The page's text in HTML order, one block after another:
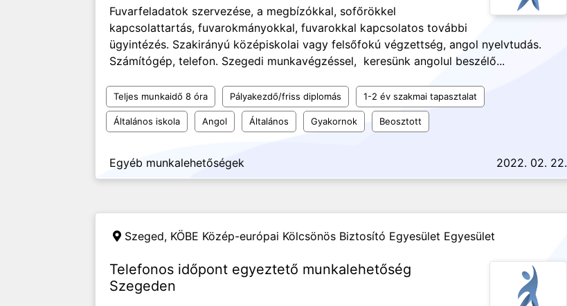
Fuvarfeladatok szervezése, a megbízókkal, sofőrökkel
kapcsolattartás, fuvarokmányokkal, fuvarokkal kapcsolatos további
ügyintézés. Szakirányú középiskolai vagy felsőfokú végzettség, angol nyelvtudás.
Számítógép, telefon. Szegedi munkavégzéssel, keresünk angolul beszélő...
Teljes munkaidő 8 óra Pályakezdő/friss diplomás 1-2 év szakmai tapasztalat
Általános iskola Angol Általános Gyakornok Beosztott
Egyéb munkalehetőségek 2022. 02. 22.
Szeged, KÖBE Közép-európai Kölcsönös Biztosító Egyesület Egyesület
Telefonos időpont egyeztető munkalehetőség
Szegeden